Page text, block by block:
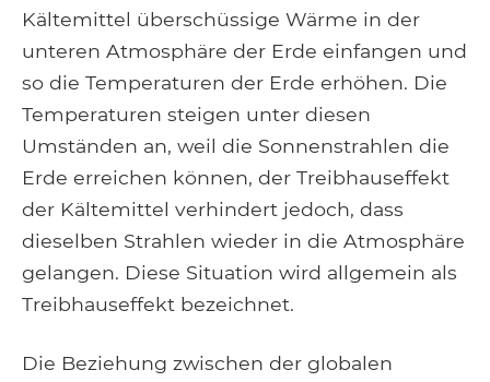
Kältemittel überschüssige Wärme in der
unteren Atmosphäre der Erde einfangen und
so die Temperaturen der Erde erhöhen. Die
Temperaturen steigen unter diesen
Umständen an, weil die Sonnenstrahlen die
Erde erreichen können, der Treibhauseffekt
der Kältemittel verhindert jedoch, dass
dieselben Strahlen wieder in die Atmosphäre
gelangen. Diese Situation wird allgemein als
Treibhauseffekt bezeichnet.
Die Beziehung zwischen der globalen